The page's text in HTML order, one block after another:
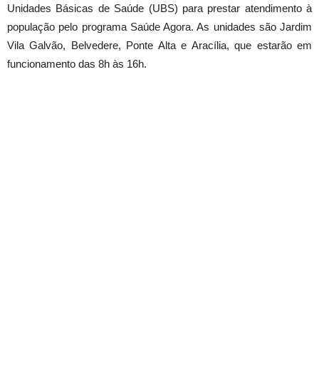
Unidades Básicas de Saúde (UBS) para prestar atendimento à
população pelo programa Saúde Agora. As unidades são Jardim
Vila Galvão, Belvedere, Ponte Alta e Aracília, que estarão em
funcionamento das 8h às 16h.